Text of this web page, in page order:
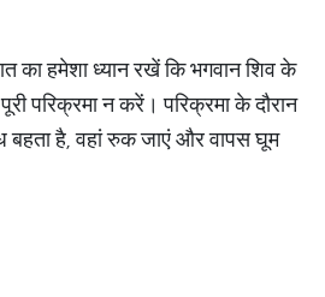
का हमेशा ध्यान रखें कि भगवान शिव के
परिक्रमा न करें। परिक्रमा के दौरान
है, वहां रुक जाएं और वापस घूम